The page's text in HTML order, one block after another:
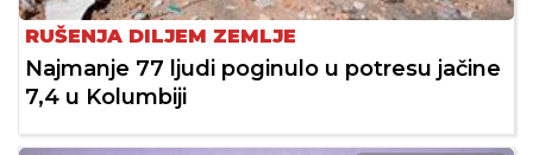
RUŠENJA DILJEM ZEMLJE
Najmanje 77 ljudi poginulo u potresu jačine
7,4 u Kolumbiji